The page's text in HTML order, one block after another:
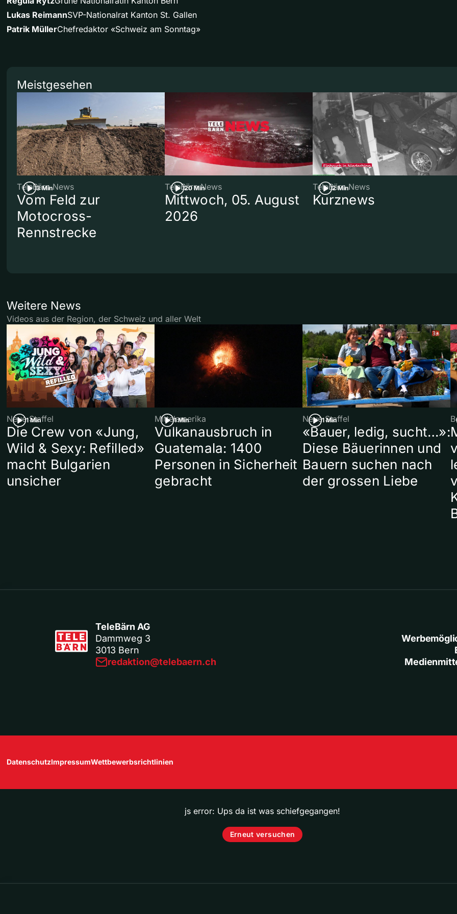
Lukas ReimannSVP-Nationalrat Kanton St. Gallen
Patrik MüllerChefredaktor «Schweiz am Sonntag»
Meistgesehen
3 Min
TeleBärn News
Vom Feld zur
Motocross-
Rennstrecke
20 Min
TeleBärn News
Mittwoch, 05. August
2026
2 Min
TeleBärn News
Kurznews
Weitere News
Videos aus der Region, der Schweiz und aller Welt
1 Min
Neue Staffel
Die Crew von «Jung,
Wild & Sexy: Refilled»
macht Bulgarien
unsicher
1 Min
Mittelamerika
Vulkanausbruch in
Guatemala: 1400
Personen in Sicherheit
gebracht
1 Min
Neue Staffel
«Bauer, ledig, sucht…»:
Diese Bäuerinnen und
Bauern suchen nach
der grossen Liebe
TeleBärn AG
Dammweg 3
3013 Bern
redaktion@telebaern.ch
DatenschutzImpressumWettbewerbsrichtlinien
js error: Ups da ist was schiefgegangen!
Erneut versuchen